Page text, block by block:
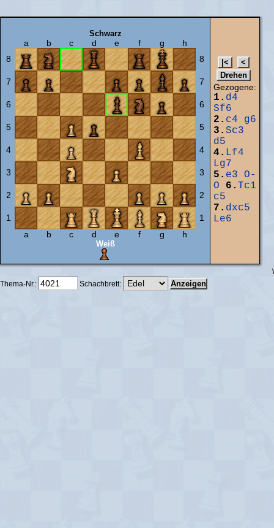
Schwarz
a b c d e f g
h
8
8
7 7
6 6
5 5
4 4
3 3
2 2
1
1
a
b c d e f g h
Weiß
Gezogene:
1. d4
Sf6
2. c4
g6
3. Sc3
d5
4. Lf4
Lg7
5. e3
O-
O
6. Tc1
c5
7. dxc5
Le6
Thema-Nr.:
Schachbrett: